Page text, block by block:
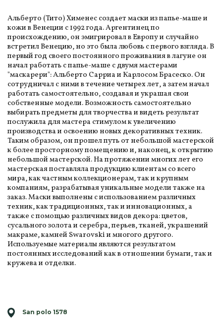
Альберто (Тито) Хименес создает маски из папье-маше и
кожи в Венеции с 1992 года. Аргентинец по
происхождению, он эмигрировал в Европу и случайно
встретил Венецию, но это была любовь с первого взгляда. В
первый год своего постоянного проживания в лагуне он
начал работать с папье-маше с двумя мастерами
"маскарери": Альберто Сарриа и Карлосом Брасеско. Он
сотрудничал с ними в течение четырех лет, а затем начал
работать самостоятельно, создавая и украшая свои
собственные модели. Возможность самостоятельно
выбирать предметы для творчества и видеть результат
послужила для мастера стимулом к увеличению
производства и освоению новых декоративных техник.
Таким образом, он прошел путь от небольшой мастерской
к более просторному помещению и, наконец, к открытию
небольшой мастерской. На протяжении многих лет его
мастерская поставляла продукцию клиентам со всего
мира, как частным коллекционерам, так и крупным
компаниям, разрабатывая уникальные модели также на
заказ. Маски выполнены с использованием различных
техник, как традиционных, так и инновационных, а
также с помощью различных видов декора: цветов,
сусального золота и серебра, перьев, тканей, украшений
макраме, камней Swarovski и многого другого.
Используемые материалы являются результатом
постоянных исследований как в отношении бумаги, так и
кружева и отделки.
San polo 1578